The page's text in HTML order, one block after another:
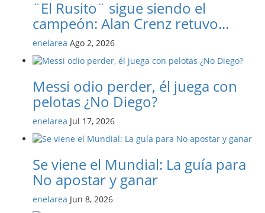
¨El Rusito¨ sigue siendo el
campeón: Alan Crenz retuvo...
enelarea Ago 2, 2026
Messi odio perder, él juega con
pelotas ¿No Diego?
enelarea Jul 17, 2026
Se viene el Mundial: La guía para
No apostar y ganar
enelarea Jun 8, 2026